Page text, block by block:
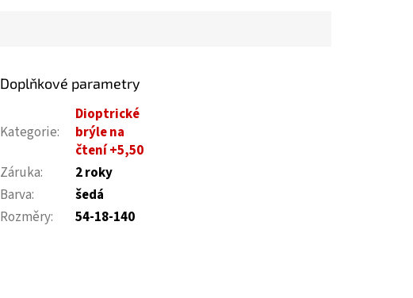
Doplňkové parametry
Kategorie:
Dioptrické
brýle na
čtení +5,50
Záruka:
2 roky
Barva:
šedá
Rozměry: 54-18-140